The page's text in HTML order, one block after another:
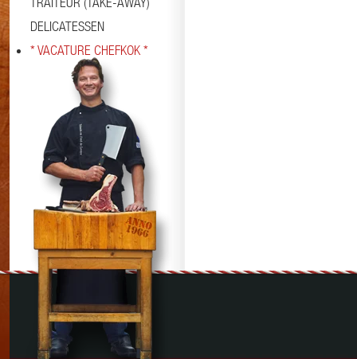
DELICATESSEN
* VACATURE CHEFKOK *